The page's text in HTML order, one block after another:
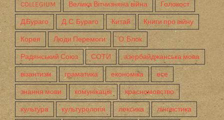
COLLEGIUM Велика Вітчизняна війна Голокост
Д.Бураго Д. С. Бураго Китай Книги про війну
Корея Люди Перемоги О. Блок
Радянський Союз СОТИ азербайджанська мова
візантизм граматика економіка есе
знання мови комунікація красномовство
культура культурологія лексика лінгвістика